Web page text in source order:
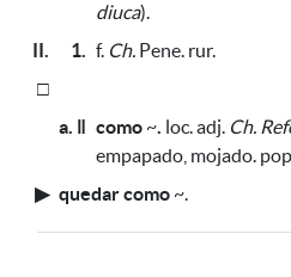
diuca).
II.
1. f. Ch. Pene. rur.
□
a. ǁ como ~. loc. adj. Ch.
empapado, mojado.
▶ quedar como ~.